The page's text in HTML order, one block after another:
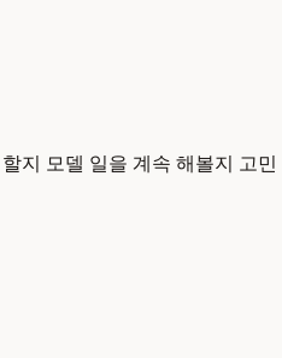
지 모델 일을 계속 해볼지 고민